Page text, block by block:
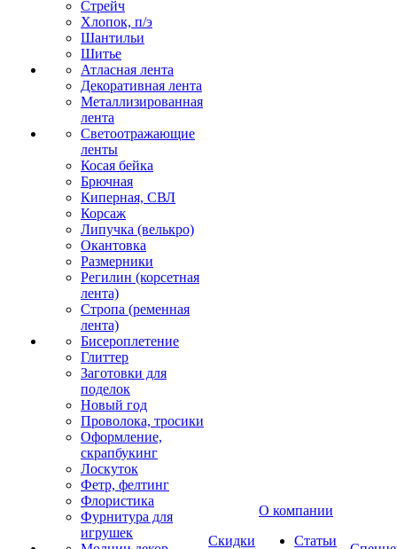
Стрейч
Хлопок, п/э
Шантильи
Шитье
Атласная лента
Декоративная лента
Металлизированная
лента
Светоотражающие
ленты
Косая бейка
Брючная
Киперная, СВЛ
Корсаж
Липучка (велькро)
Окантовка
Размерники
Регилин (корсетная
лента)
Стропа (ременная
лента)
Бисероплетение
Глиттер
Заготовки для
поделок
Новый год
Проволока, тросики
Оформление,
скрапбукинг
Лоскуток
Фетр, фелтинг
Флористика
Фурнитура для
игрушек
Скидки
О компании
Статьи